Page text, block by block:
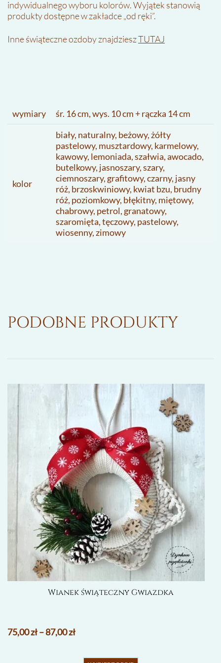
indywidualnego wyboru kolorów. Wyjątek stanowią
produkty dostępne w zakładce „od ręki”.
Inne świąteczne ozdoby znajdzieszTUTAJ
wymiary śr. 16 cm, wys. 10 cm + rączka 14 cm
kolor
biały, naturalny, beżowy, żółty
pastelowy, musztardowy, karmelowy,
kawowy, lemoniada, szałwia, awocado,
butelkowy, jasnoszary, szary,
ciemnoszary, grafitowy, czarny, jasny
róż, brzoskwiniowy, kwiat bzu, brudny
róż, poziomkowy, błękitny, miętowy,
chabrowy, petrol, granatowy,
szaromięta, tęczowy, pastelowy,
wiosenny, zimowy
PODOBNE PRODUKTY
Wianek świąteczny Gwiazdka
75,00zł–87,00zł
Ten